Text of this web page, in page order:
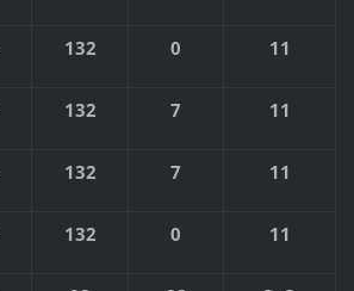
132 0 11
132 7 11
132 7 11
132 0 11